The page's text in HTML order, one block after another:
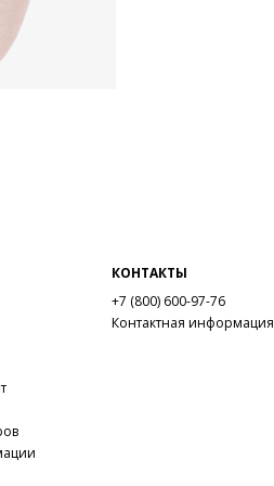
КОНТАКТЫ
+7 (800) 600-97-76
Контактная информация